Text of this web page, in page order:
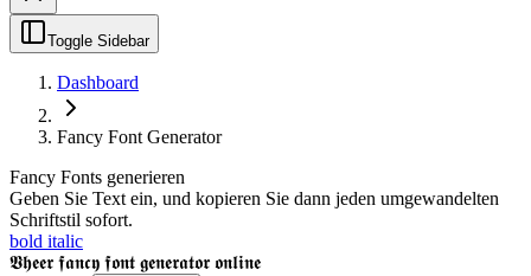
Toggle Sidebar
Dashboard
Fancy Font Generator
Fancy Fonts generieren
Geben Sie Text ein, und kopieren Sie dann jeden umgewandelten
Schriftstil sofort.
bold italic
𝖁𝖍𝖊𝖊𝖗 𝖋𝖆𝖓𝖈𝖞 𝖋𝖔𝖓𝖙 𝖌𝖊𝖓𝖊𝖗𝖆𝖙𝖔𝖗 𝖔𝖓𝖑𝖎𝖓𝖊